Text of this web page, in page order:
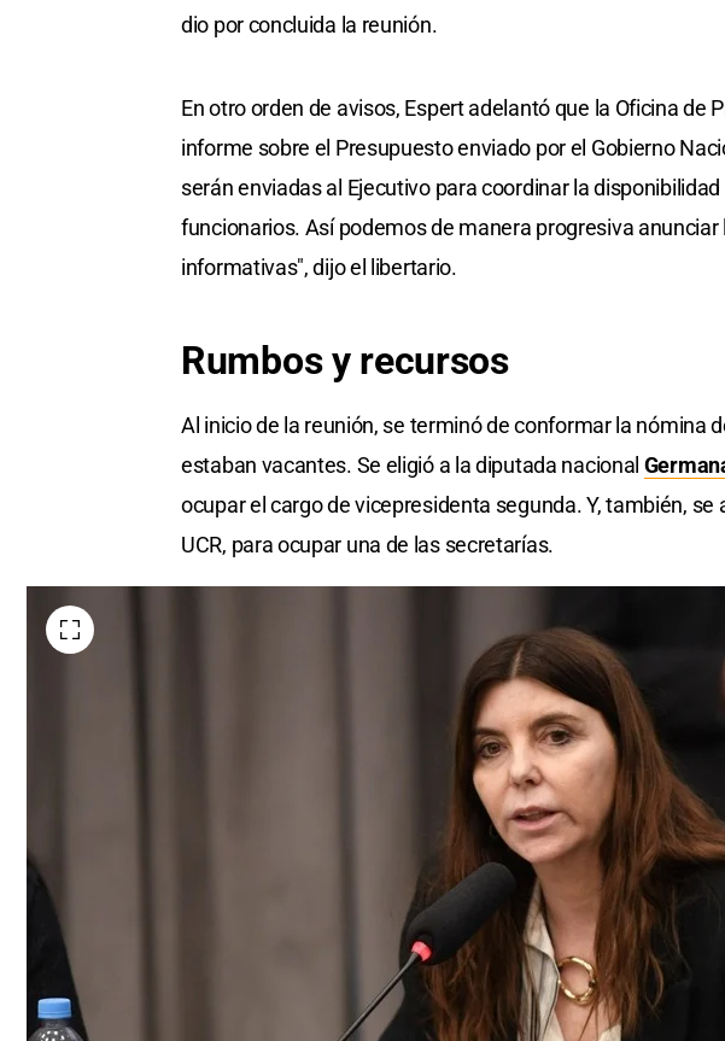
dio por concluida la reunión.
En otro orden de avisos, Espert adelantó que la Oficina de
informe sobre el Presupuesto enviado por el Gobierno
serán enviadas al Ejecutivo para coordinar la
funcionarios. Así podemos de manera progresiva
informativas", dijo el libertario.
Rumbos y recursos
Al inicio de la reunión, se terminó de conformar la nómina
estaban vacantes. Se eligió a la diputada nacional
ocupar el cargo de vicepresidenta segunda. Y, también, se
UCR, para ocupar una de las secretarías.